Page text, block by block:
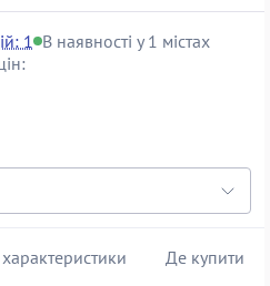
1 В наявності у 1 містах
Де купити